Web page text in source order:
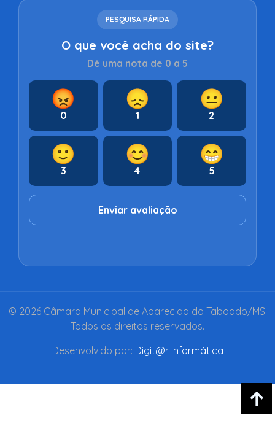
PESQUISA RÁPIDA
O que você acha do site?
Dê uma nota de 0 a 5
😡
0
😞
1
😐
2
🙂
3
😊
4
😁
5
Enviar avaliação
© 2026 Câmara Municipal de Aparecida do Taboado/MS.
Todos os direitos reservados.
Desenvolvido por: Digit@r Informática